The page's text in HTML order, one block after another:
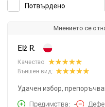
Потвърдено
Мнението се
Elż R.
Качество:
Външен вид:
Удачен избор,
Предимства
-